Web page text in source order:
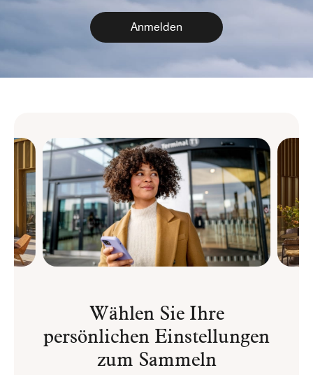
Anmelden
Wählen Sie Ihre
persönlichen Einstellungen
zum Sammeln